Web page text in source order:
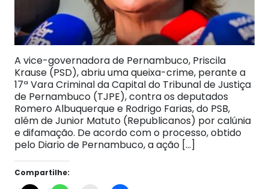
A vice-governadora de Pernambuco, Priscila
Krause (PSD), abriu uma queixa-crime, perante a
17ª Vara Criminal da Capital do Tribunal de Justiça
de Pernambuco (TJPE), contra os deputados
Romero Albuquerque e Rodrigo Farias, do PSB,
além de Junior Matuto (Republicanos) por calúnia
e difamação. De acordo com o processo, obtido
pelo Diario de Pernambuco, a ação […]
Compartilhe: